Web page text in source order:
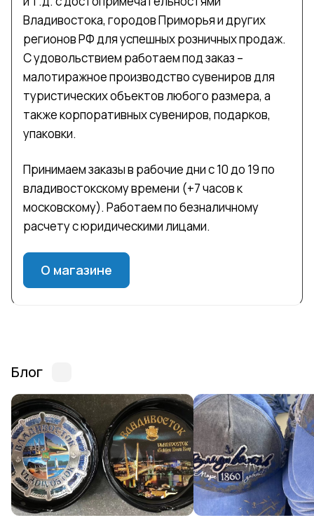
Владивостока, городов Приморья и других
регионов РФ для успешных розничных продаж.
С удовольствием работаем под заказ –
малотиражное производство сувениров для
туристических объектов любого размера, а
также корпоративных сувениров, подарков,
упаковки.
Принимаем заказы в рабочие дни с 10 до 19 по
владивостокскому времени (+7 часов к
московскому). Работаем по безналичному
расчету с юридическими лицами.
О магазине
Блог